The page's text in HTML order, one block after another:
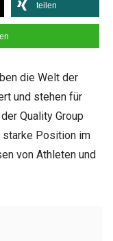
teilen
die Welt der
und stehen für
Quality Group
starke Position im
von Athleten und